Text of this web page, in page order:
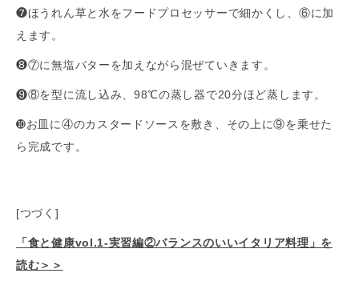
❼ほうれん草と水をフードプロセッサーで細かくし、⑥に加
えます。
❽⑦に無塩バターを加えながら混ぜていきます。
❾⑧を型に流し込み、98℃の蒸し器で20分ほど蒸します。
➓お皿に④のカスタードソースを敷き、その上に⑨を乗せた
ら完成です。
[つづく]
「食と健康vol.1-実習編②バランスのいいイタリア料理」を
読む＞＞